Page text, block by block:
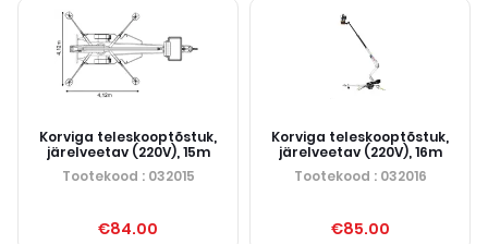
Korviga teleskooptõstuk,
järelveetav (220V), 15m
Tootekood : 032015
€84.00
Korviga teleskooptõstuk,
järelveetav (220V), 16m
Tootekood : 032016
€85.00